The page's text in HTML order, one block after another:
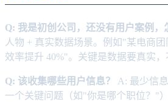
Q: 我是初创公司，还没有用户案例，
人物 + 真实数据场景。例如"某电商
效率提升 40%"。关键是数据要真实，
Q: 该收集哪些用户信息？
A: 最少信
一个关键问题（如"你是哪个职位？"